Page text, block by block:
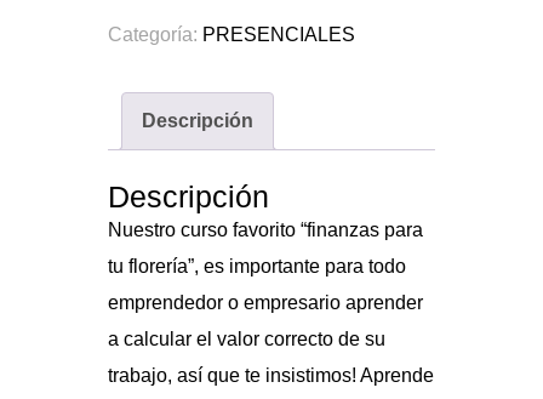
tu
cantidad
Categoría: PRESENCIALES
Descripción
Descripción
Nuestro curso favorito “finanzas para
tu florería”, es importante para todo
emprendedor o empresario aprender
a calcular el valor correcto de su
trabajo, así que te insistimos! Aprende